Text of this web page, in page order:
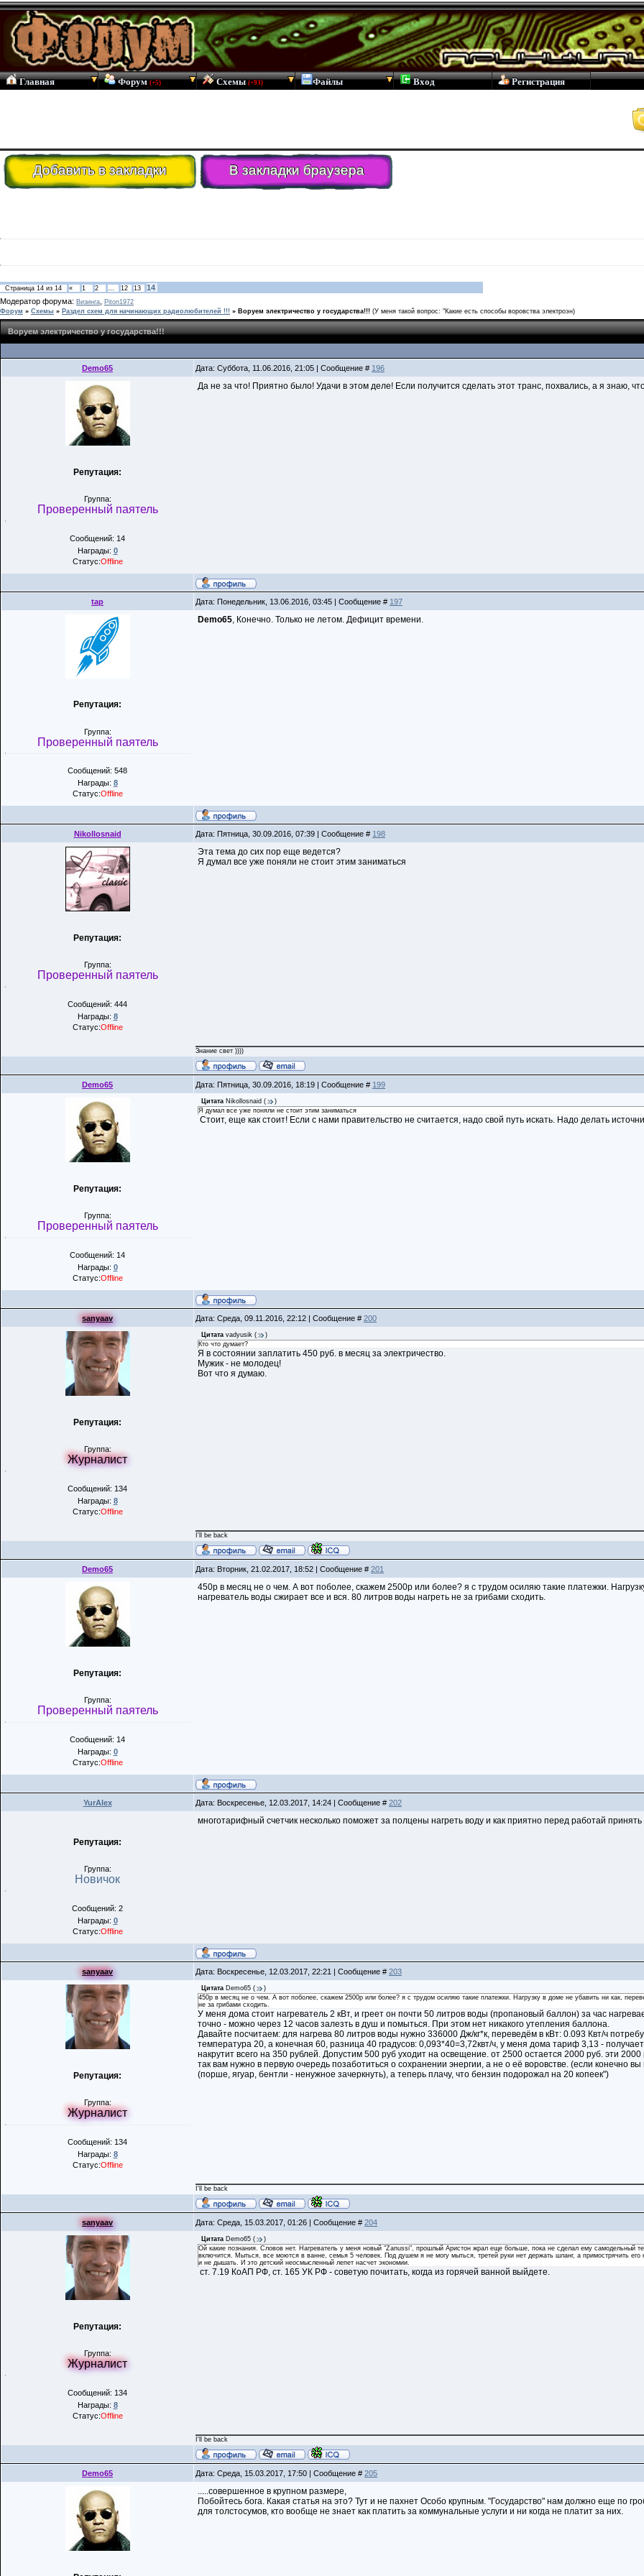
Главная Форум(+5) Схемы(+93) Файлы Вход Регистрация
Добавить в закладки В закладки браузера
Страница 14 из 14 « 1 2 … 12 13
14
Модератор форума: Визинга
Piton1972
Форум » Схемы » Раздел схем для начинающих радиолюбителей !!! » Воруем электричество у государства!!! (У меня такой вопрос: "Какие есть способы воровства электроэн)
Воруем электричество у государства!!!
Demo65 Дата: Суббота, 11.06.2016, 21:05 | Сообщение # 196
Репутация:
Группа:
Проверенный паятель
Сообщений: 14
Награды: 0
Статус:Offline
Да не за что! Приятно было! Удачи в этом деле! Если получится сделать этот транс, похвались, а я знаю,
tap Дата: Понедельник, 13.06.2016, 03:45 | Сообщение # 197
Репутация:
Группа:
Проверенный паятель
Сообщений: 548
Награды: 8
Статус:Offline
Demo65, Конечно. Только не летом. Дефицит времени.
Nikollosnaid Дата: Пятница, 30.09.2016, 07:39 | Сообщение # 198
Репутация:
Группа:
Проверенный паятель
Сообщений: 444
Награды: 8
Статус:Offline
Эта тема до сих пор еще ведется?
Я думал все уже поняли не стоит этим заниматься
Знание свет ))))
Demo65 Дата: Пятница, 30.09.2016, 18:19 | Сообщение # 199
Репутация:
Группа:
Проверенный паятель
Сообщений: 14
Награды: 0
Статус:Offline
Цитата Nikollosnaid (
)
Я думал все уже поняли не стоит этим заниматься
Стоит, еще как стоит! Если с нами правительство не считается, надо свой путь искать. Надо делать
sanyaav Дата: Среда, 09.11.2016, 22:12 | Сообщение # 200
Репутация:
Группа:
Журналист
Сообщений: 134
Награды: 8
Статус:Offline
Цитата vadyusik (
)
Кто что думает?
Я в состоянии заплатить 450 руб. в месяц за электричество.
Мужик - не молодец!
Вот что я думаю.
I'll be back
Demo65 Дата: Вторник, 21.02.2017, 18:52 | Сообщение # 201
Репутация:
Группа:
Проверенный паятель
Сообщений: 14
Награды: 0
Статус:Offline
450р в месяц не о чем. А вот поболее, скажем 2500р или более? я с трудом осиляю такие платежки.
нагреватель воды сжирает все и вся. 80 литров воды нагреть не за грибами сходить.
YurAlex Дата: Воскресенье, 12.03.2017, 14:24 | Сообщение # 202
Репутация:
Группа:
Новичок
Сообщений: 2
Награды: 0
Статус:Offline
многотарифный счетчик несколько поможет за полцены нагреть воду и как приятно перед работай
sanyaav Дата: Воскресенье, 12.03.2017, 22:21 | Сообщение # 203
Репутация:
Группа:
Журналист
Сообщений: 134
Награды: 8
Статус:Offline
Цитата Demo65 (
)
450р в месяц не о чем. А вот поболее, скажем 2500р или более? я с трудом осиляю такие платежки. Нагрузку в доме не убавить ни как,
не за грибами сходить.
У меня дома стоит нагреватель 2 кВт, и греет он почти 50 литров воды (пропановый баллон) за час
точно - можно через 12 часов залезть в душ и помыться. При этом нет никакого утепления баллона.
Давайте посчитаем: для нагрева 80 литров воды нужно 336000 Дж/кг*к, переведём в кВт: 0.093 Квт/ч
температура 20, а конечная 60, разница 40 градусов: 0,093*40=3,72квт/ч, у меня дома тариф 3,13 -
накрутит всего на 350 рублей. Допустим 500 руб уходит на освещение. от 2500 остается 2000 руб. эти
так вам нужно в первую очередь позаботиться о сохранении энергии, а не о её воровстве. (если конечно
(порше, ягуар, бентли - ненужное зачеркнуть), а теперь плачу, что бензин подорожал на 20 копеек")
I'll be back
sanyaav Дата: Среда, 15.03.2017, 01:26 | Сообщение # 204
Репутация:
Группа:
Журналист
Сообщений: 134
Награды: 8
Статус:Offline
Цитата Demo65 (
)
Ой какие познания. Словов нет. Нагреватель у меня новый "Zanussi", прошлый Аристон жрал еще больше, пока не сделал ему самодельный
включится. Мыться, все моются в ванне, семья 5 человек. Под душем я не могу мыться, третей руки нет держать шланг, а примострячить
и не дышать. И это детский неосмысленный лепет насчет экономии.
ст. 7.19 КоАП РФ, ст. 165 УК РФ - советую почитать, когда из горячей ванной выйдете.
I'll be back
Demo65 Дата: Среда, 15.03.2017, 17:50 | Сообщение # 205
.....совершенное в крупном размере,
Побойтесь бога. Какая статья на это? Тут и не пахнет Особо крупным. "Государство" нам должно еще по
для толстосумов, кто вообще не знает как платить за коммунальные услуги и ни когда не платит за них.